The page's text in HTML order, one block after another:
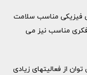
فیزیکی مناسب سلامت
فکری مناسب نیز می
از فعالیتهای زیادی